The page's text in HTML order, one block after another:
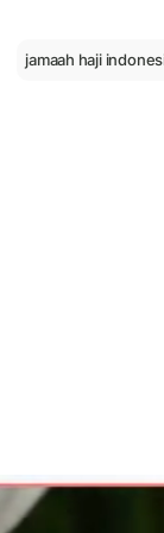
jamaah haji